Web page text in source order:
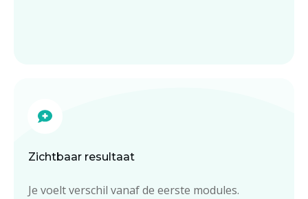
Zichtbaar resultaat
Je voelt verschil vanaf de eerste modules.